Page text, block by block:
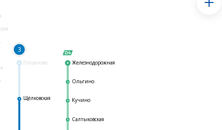
Гольяново
3
Железнодорожная
Ольгино
Кучино
Салтыковская
Щёлковская